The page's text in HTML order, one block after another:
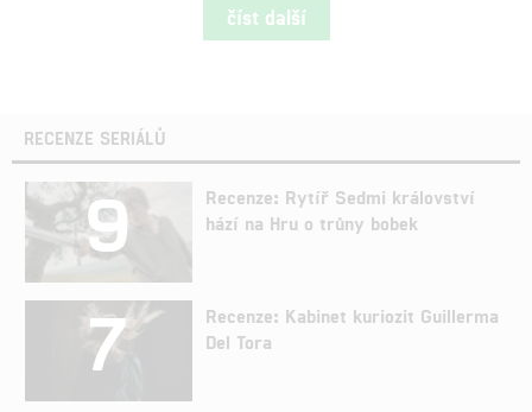
číst další
RECENZE SERIÁLŮ
9
Recenze: Rytíř Sedmi království
hází na Hru o trůny bobek
7
Recenze: Kabinet kuriozit Guillerma
Del Tora